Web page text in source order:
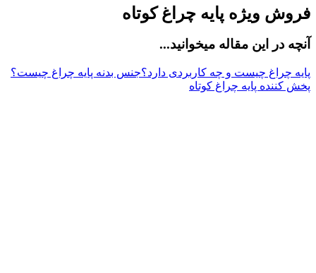
ویژه پایه چراغ کوتاه
در این مقاله میخوانید...
چراغ چیست و چه کاربردی دارد؟جنس بدنه پایه چراغ چیست؟
کننده پایه چراغ کوتاه